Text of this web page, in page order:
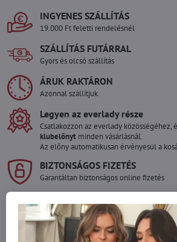
INGYENES SZÁLLÍTÁS
19.000 Ft feletti rendelésnél
SZÁLLÍTÁS FUTÁRRAL
Gyors és olcsó szállítás
ÁRUK RAKTÁRON
Azonnal szállítjuk
Legyen az everlady része
Csatlakozzon az everlady közösségéhez,
klubelőnyt minden vásárlásnál.
Az előny automatikusan érvényesül a
BIZTONSÁGOS FIZETÉS
Garantáltan biztonságos online fizetés
Szeretne több terméket
amennyi raktáron van?